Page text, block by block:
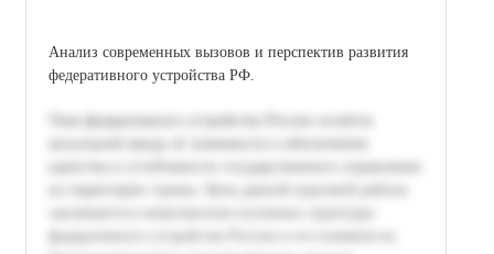
Анализ современных вызовов и перспектив развития
федеративного устройства РФ.